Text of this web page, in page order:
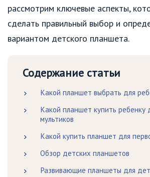
рассмотрим ключевые аспекты,
сделать правильный выбор и
вариантом детского планшета.
Содержание статьи
Какой планшет выбрать для
Какой планшет купить ребенку
мультиков
Какой купить планшет для
Обзор детских планшетов
Развивающие планшеты для